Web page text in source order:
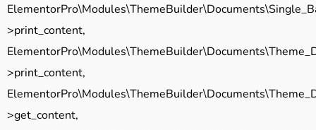
>print_content,
>print_content,
>get_content,